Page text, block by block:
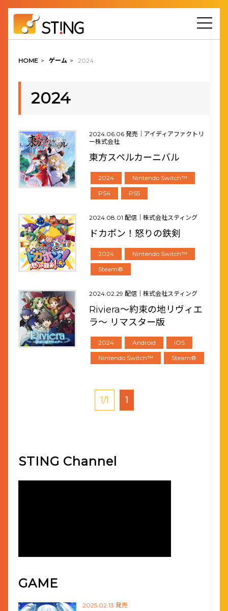
HOME > ゲーム > 2024
2024
2024.06.06 発売｜アイディアファクトリ
ー株式会社
東方スペルカーニバル
2024
Nintendo Switch™
PS4
PS5
2024.08.01 配信｜株式会社スティング
ドカポン！怒りの鉄剣
2024
Nintendo Switch™
Steam®
2024.02.29 配信｜株式会社スティング
Riviera～約束の地リヴィエ
ラ～ リマスター版
2024 Android
iOS
Nintendo Switch™
Steam®
1/1 1
STING Channel
GAME
2025.02.13 発売